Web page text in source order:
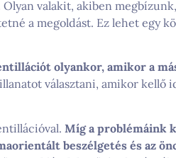
Olyan valakit, akiben
a megoldást. Ez lehet egy
olyankor, amikor a
választani, amikor kellő
Míg a problémáink
beszélgetés és az